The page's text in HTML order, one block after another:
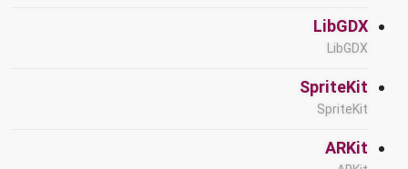
LibGDX
LibGDX
SpriteKit
SpriteKit
ARKit